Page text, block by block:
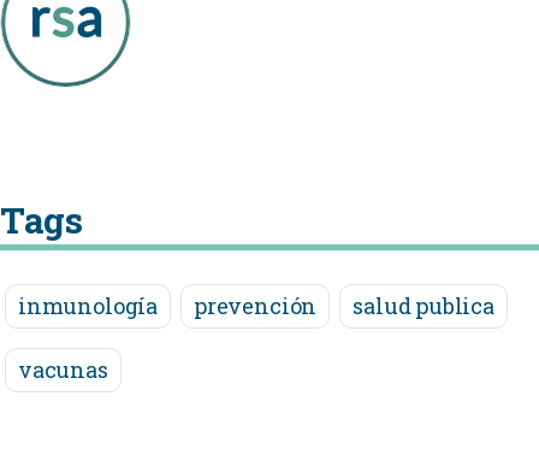
Tags
inmunología prevención salud publica
vacunas